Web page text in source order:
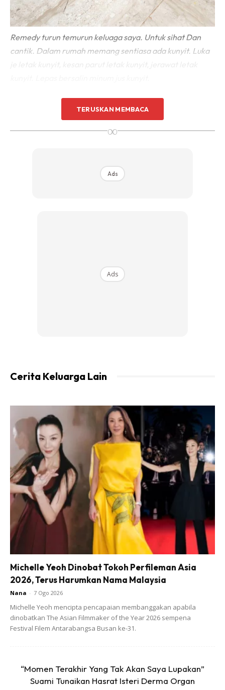
Remedy turun temurun keluaga saya. Untuk sihat Dan
cantik. Dalam rumah memang sentiasa ada kunyit. Luka
Bahan-bahan:
nak minum hangat kan banyak mana kita nak minum je.
TERUSKAN MEMBACA
∞
Ads
Ads
Cerita Keluarga Lain
Michelle Yeoh Dinobat Tokoh Perfileman Asia
2026, Terus Harumkan Nama Malaysia
Nana - 7 Ogo 2026
Michelle Yeoh mencipta pencapaian membanggakan apabila
dinobatkan The Asian Filmmaker of the Year 2026 sempena
Festival Filem Antarabangsa Busan ke-31.
“Momen Terakhir Yang Tak Akan Saya Lupakan”
Suami Tunaikan Hasrat Isteri Derma Organ